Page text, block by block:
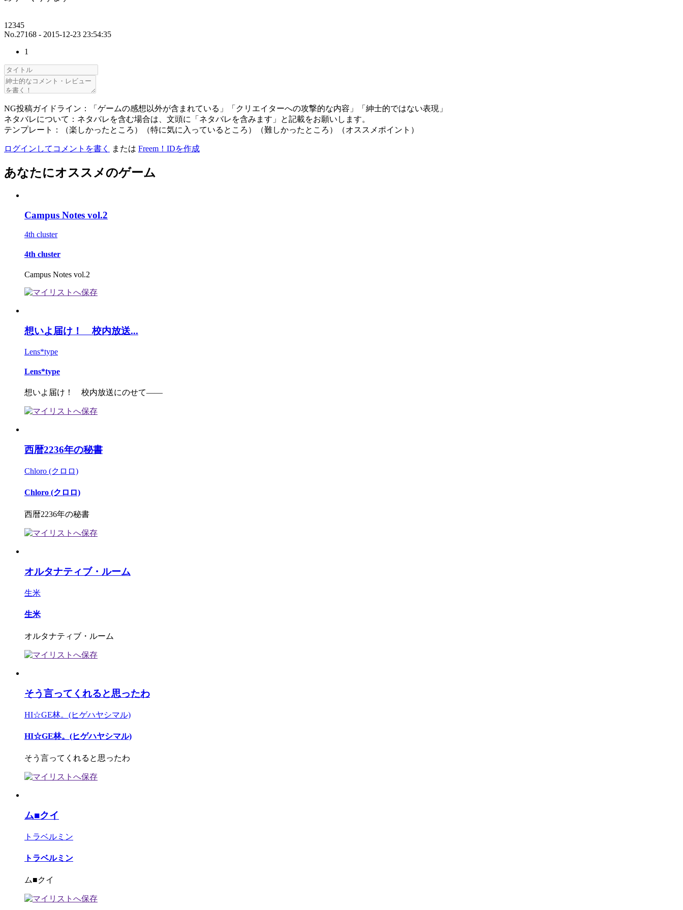
12345
No.27168 - 2015-12-23 23:54:35
1
NG投稿ガイドライン：「ゲームの感想以外が含まれている」「クリエイターへの攻撃的な内容」「紳士的ではない表現」
ネタバレについて：ネタバレを含む場合は、文頭に「ネタバレを含みます」と記載をお願いします。
テンプレート：（楽しかったところ）（特に気に入っているところ）（難しかったところ）（オススメポイント）
ログインしてコメントを書く または Freem！IDを作成
あなたにオススメのゲーム
Campus Notes vol.2
4th cluster
4th cluster
Campus Notes vol.2
想いよ届け！ 校内放送...
Lens*type
Lens*type
想いよ届け！ 校内放送にのせて――
西暦2236年の秘書
Chloro (クロロ)
Chloro (クロロ)
西暦2236年の秘書
オルタナティブ・ルーム
生米
生米
オルタナティブ・ルーム
そう言ってくれると思ったわ
HI☆GE林。(ヒゲハヤシマル)
HI☆GE林。(ヒゲハヤシマル)
そう言ってくれると思ったわ
ム■クイ
トラベルミン
トラベルミン
ム■クイ